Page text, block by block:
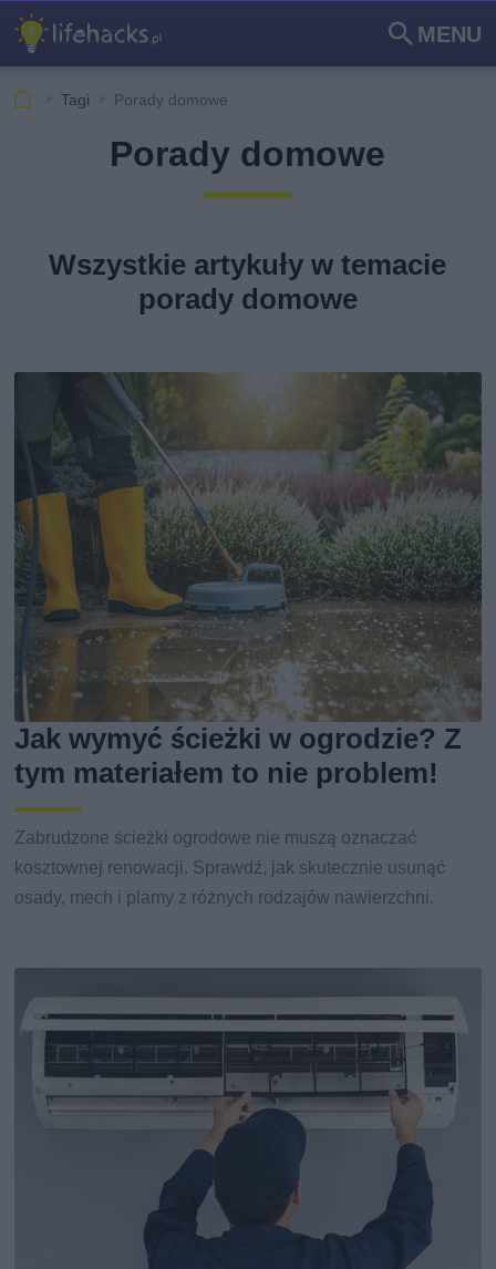
MENU
Szu
Tagi Porady domowe
Porady domowe
Wszystkie artykuły w temacie
porady domowe
Jak wymyć ścieżki w ogrodzie? Z
tym materiałem to nie problem!
Zabrudzone ścieżki ogrodowe nie muszą oznaczać
kosztownej renowacji. Sprawdź, jak skutecznie usunąć
osady, mech i plamy z różnych rodzajów nawierzchni.